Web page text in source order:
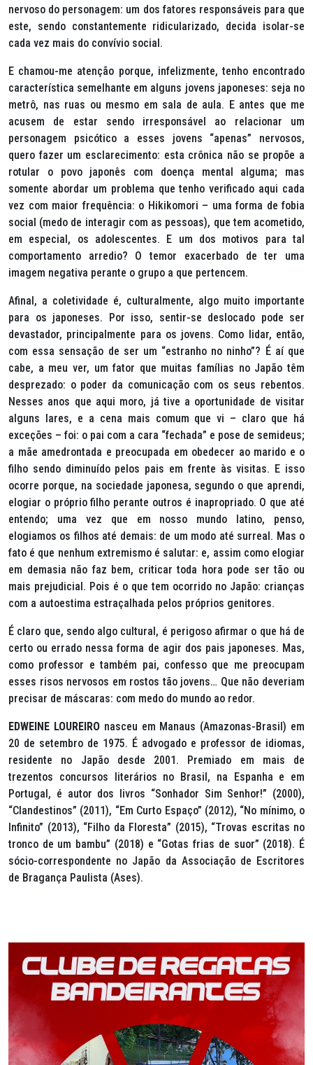
nervoso do personagem: um dos fatores responsáveis para que
este, sendo constantemente ridicularizado, decida isolar-se
cada vez mais do convívio social.
E chamou-me atenção porque, infelizmente, tenho encontrado
característica semelhante em alguns jovens japoneses: seja no
metrô, nas ruas ou mesmo em sala de aula. E antes que me
acusem de estar sendo irresponsável ao relacionar um
personagem psicótico a esses jovens “apenas” nervosos,
quero fazer um esclarecimento: esta crônica não se propõe a
rotular o povo japonês com doença mental alguma; mas
somente abordar um problema que tenho verificado aqui cada
vez com maior frequência: o Hikikomori – uma forma de fobia
social (medo de interagir com as pessoas), que tem acometido,
em especial, os adolescentes. E um dos motivos para tal
comportamento arredio? O temor exacerbado de ter uma
imagem negativa perante o grupo a que pertencem.
Afinal, a coletividade é, culturalmente, algo muito importante
para os japoneses. Por isso, sentir-se deslocado pode ser
devastador, principalmente para os jovens. Como lidar, então,
com essa sensação de ser um “estranho no ninho”? É aí que
cabe, a meu ver, um fator que muitas famílias no Japão têm
desprezado: o poder da comunicação com os seus rebentos.
Nesses anos que aqui moro, já tive a oportunidade de visitar
alguns lares, e a cena mais comum que vi – claro que há
exceções – foi: o pai com a cara “fechada” e pose de semideus;
a mãe amedrontada e preocupada em obedecer ao marido e o
filho sendo diminuído pelos pais em frente às visitas. E isso
ocorre porque, na sociedade japonesa, segundo o que aprendi,
elogiar o próprio filho perante outros é inapropriado. O que até
entendo; uma vez que em nosso mundo latino, penso,
elogiamos os filhos até demais: de um modo até surreal. Mas o
fato é que nenhum extremismo é salutar: e, assim como elogiar
em demasia não faz bem, criticar toda hora pode ser tão ou
mais prejudicial. Pois é o que tem ocorrido no Japão: crianças
com a autoestima estraçalhada pelos próprios genitores.
É claro que, sendo algo cultural, é perigoso afirmar o que há de
certo ou errado nessa forma de agir dos pais japoneses. Mas,
como professor e também pai, confesso que me preocupam
esses risos nervosos em rostos tão jovens… Que não deveriam
precisar de máscaras: com medo do mundo ao redor.
EDWEINE LOUREIROnasceu em Manaus (Amazonas-Brasil) em
20 de setembro de 1975. É advogado e professor de idiomas,
residente no Japão desde 2001. Premiado em mais de
trezentos concursos literários no Brasil, na Espanha e em
Portugal, é autor dos livros “Sonhador Sim Senhor!” (2000),
“Clandestinos” (2011), “Em Curto Espaço” (2012), “No mínimo, o
Infinito” (2013), “Filho da Floresta” (2015), “Trovas escritas no
tronco de um bambu” (2018) e “Gotas frias de suor” (2018). É
sócio-correspondente no Japão da Associação de Escritores
de Bragança Paulista (Ases).